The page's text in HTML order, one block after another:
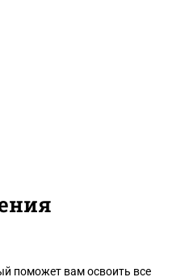
поможет вам освоить все